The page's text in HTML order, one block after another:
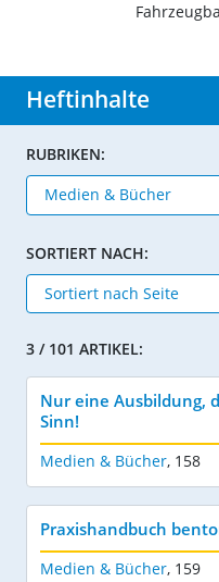
Heftinhalte
RUBRIKEN:
SORTIERT NACH:
3 / 101 ARTIKEL:
Nur eine Ausbildung,
Sinn!
Medien & Bücher, 158
Praxishandbuch
Medien & Bücher, 159